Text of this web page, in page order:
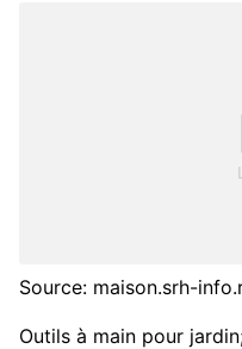
Source: maison.srh-
Outils à main pour